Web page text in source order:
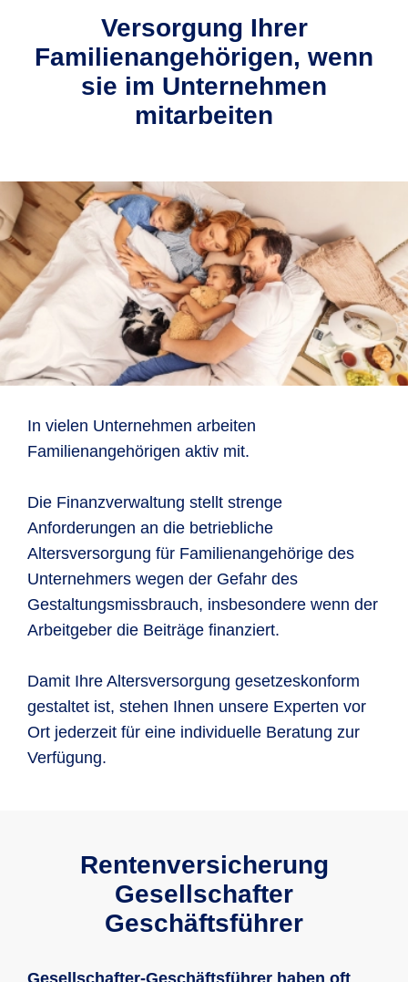
Versorgung Ihrer
Familienangehörigen, wenn
sie im Unternehmen
mitarbeiten
In vielen Unternehmen arbeiten
Familienangehörigen aktiv mit.
Die Finanzverwaltung stellt strenge
Anforderungen an die betriebliche
Altersversorgung für Familienangehörige des
Unternehmers wegen der Gefahr des
Gestaltungsmissbrauch, insbesondere wenn der
Arbeitgeber die Beiträge finanziert.
Damit Ihre Altersversorgung gesetzeskonform
gestaltet ist, stehen Ihnen unsere Experten vor
Ort jederzeit für eine individuelle Beratung zur
Verfügung.
Rentenversicherung
Gesellschafter
Geschäftsführer